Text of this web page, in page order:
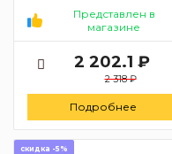
Представлен в
магазине
2 202.1 ₽
2 318 ₽
Подробнее
скидка -5%